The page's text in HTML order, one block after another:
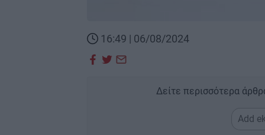
16:49 | 06/08/2024
Δείτε περισσότερα
Add